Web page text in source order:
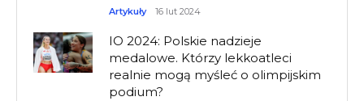
Artykuły 16 lut 2024
IO 2024: Polskie nadzieje
medalowe. Którzy lekkoatleci
realnie mogą myśleć o olimpijskim
podium?